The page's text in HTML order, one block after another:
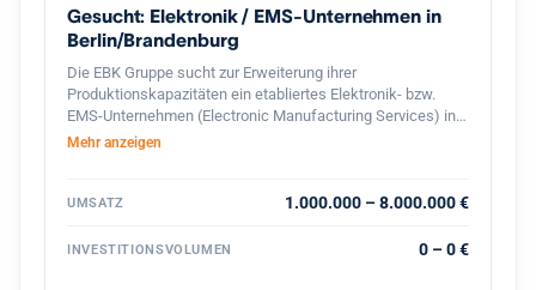
Gesucht: Elektronik / EMS-Unternehmen in
Berlin/Brandenburg
Die EBK Gruppe sucht zur Erweiterung ihrer
Produktionskapazitäten ein etabliertes Elektronik- bzw.
EMS-Unternehmen (Electronic Manufacturing Services) in
Berlin und dem direkten Berliner Umland (Speckgürtel).
Leiterplatten (SMD/THT) sowie elektromechanischer
Team, bestehendem Kundenstamm und Potenzial für die
Mehr anzeigen
UMSATZ 1.000.000 – 8.000.000 €
INVESTITIONSVOLUMEN 0 – 0 €